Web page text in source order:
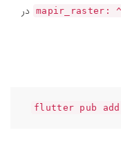
mapir_raster:
در
flutter pub